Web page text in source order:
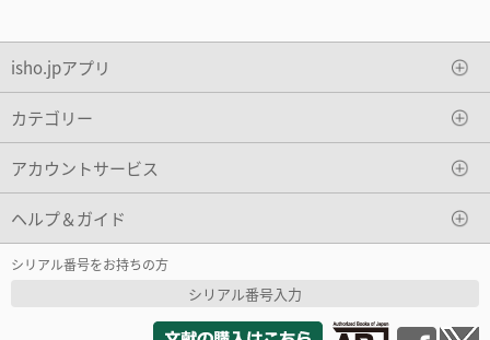
isho.jpアプリ
カテゴリー
アカウントサービス
ヘルプ＆ガイド
シリアル番号をお持ちの方
シリアル番号入力